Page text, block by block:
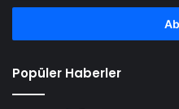
adresinizi
Popüler Haberler